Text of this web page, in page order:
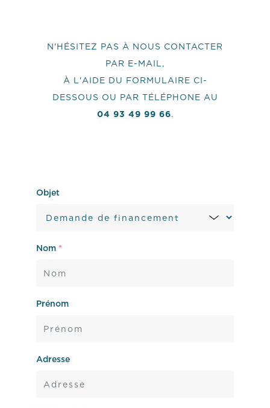
N'HÉSITEZ PAS À NOUS CONTACTER
PAR E-MAIL,
À L'AIDE DU FORMULAIRE CI-
DESSOUS OU PAR TÉLÉPHONE AU
04 93 49 99 66.
Objet
Nom *
Prénom
Adresse